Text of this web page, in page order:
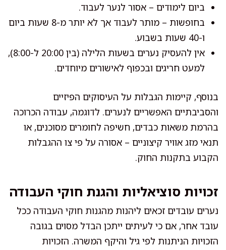
ביום לימודים – אסור לנער לעבוד.
בחופשות – מותר לעבוד אך לא יותר מ-8 שעות ביום
ו-40 שעות בשבוע.
אין להעסיק נערים בשעות הלילה (בין 20:00 ל-8:00),
למעט חריגים ובכפוף לאישורים מיוחדים.
בנוסף, קיימות הגבלות על העיסוקים הפיזיים
והסביבתיים האפשריים לנערים. לדוגמה, עבודה הכרוכה
בהרמת משאות כבדים, חשיפה לחומרים מסוכנים, או
תנאי מזג אוויר קיצוניים – אסורה על פי צו ההגבלות
הקבוע בתקנות החוק.
זכויות סוציאליות והגנת חוקי העבודה
נערים עובדים זכאים ליהנות מהגנות חוקי העבודה ככל
עובד אחר, אם כי לעיתים ייתכן הבדל מסוים בגובה
הזכויות הניתנות לפי גיל והיקף המשרה. הזכויות